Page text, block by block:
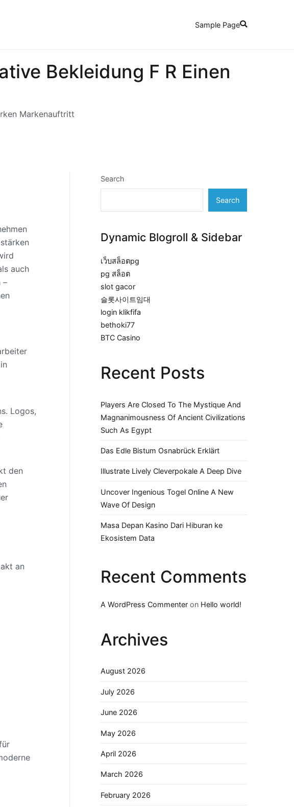
Sample Page
Bekleidung F R Einen
Markenauftritt
auch
–
Logos,
den
an
Search
Search
Dynamic Blogroll & Sidebar
เว็บสล็อตpg
pg สล็อต
slot gacor
슬롯사이트임대
login klikfifa
bethoki77
BTC Casino
Recent Posts
Players Are Closed To The Mystique And
Magnanimousness Of Ancient Civilizations
Such As Egypt
Das Edle Bistum Osnabrück Erklärt
Illustrate Lively Cleverpokale A Deep Dive
Uncover Ingenious Togel Online A New
Wave Of Design
Masa Depan Kasino Dari Hiburan ke
Ekosistem Data
Recent Comments
A WordPress Commenter on Hello world!
Archives
August 2026
July 2026
June 2026
May 2026
April 2026
March 2026
February 2026